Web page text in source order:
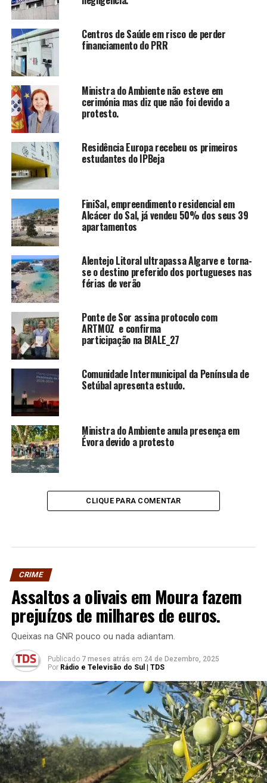
Centros de Saúde em risco de perder
financiamento do PRR
Ministra do Ambiente não esteve em
cerimónia mas diz que não foi devido a
protesto.
Residência Europa recebeu os primeiros
estudantes do IPBeja
FiniSal, empreendimento residencial em
Alcácer do Sal, já vendeu 50% dos seus 39
apartamentos
Alentejo Litoral ultrapassa Algarve e torna-
se o destino preferido dos portugueses nas
férias de verão
Ponte de Sor assina protocolo com
ARTMOZ e confirma
participação na BIALE_27
Comunidade Intermunicipal da Península de
Setúbal apresenta estudo.
Ministra do Ambiente anula presença em
Évora devido a protesto
CLIQUE PARA COMENTAR
CRIME
Assaltos a olivais em Moura fazem
prejuízos de milhares de euros.
Queixas na GNR pouco ou nada adiantam.
Publicado 7 meses atrás em 24 de Dezembro, 2025
Por Rádio e Televisão do Sul | TDS